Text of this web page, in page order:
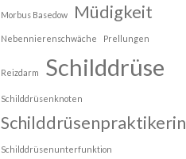
Morbus Basedow Müdigkeit
Nebennierenschwäche Prellungen
Reizdarm Schilddrüse
Schilddrüsenknoten
Schilddrüsenpraktikerin
Schilddrüsenunterfunktion